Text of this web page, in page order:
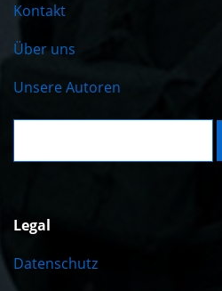
Kontakt
Über uns
Unsere Autoren
Suche:
Legal
Datenschutz